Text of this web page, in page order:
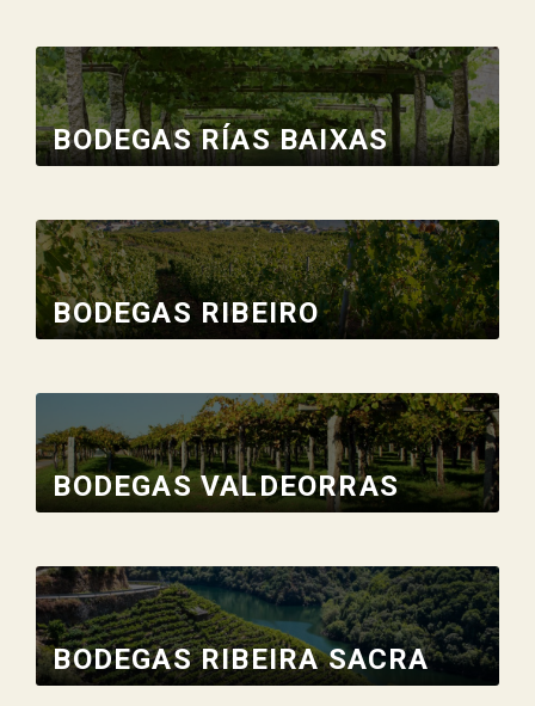
BODEGAS RÍAS BAIXAS
BODEGAS RIBEIRO
BODEGAS VALDEORRAS
BODEGAS RIBEIRA SACRA